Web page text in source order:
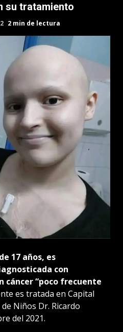
su tratamiento
2 min de lectura
17 años, es
con
cáncer “poco frecuente
es tratada en Capital
Niños Dr. Ricardo
del 2021.